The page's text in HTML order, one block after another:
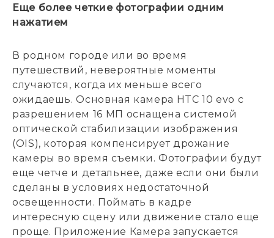
Еще более четкие фотографии одним
нажатием
В родном городе или во время
путешествий, невероятные моменты
случаются, когда их меньше всего
ожидаешь. Основная камера HTC 10 evo с
разрешением 16 МП оснащена системой
оптической стабилизации изображения
(OIS), которая компенсирует дрожание
камеры во время съемки. Фотографии будут
еще четче и детальнее, даже если они были
сделаны в условиях недостаточной
освещенности. Поймать в кадре
интересную сцену или движение стало еще
проще. Приложение Камера запускается